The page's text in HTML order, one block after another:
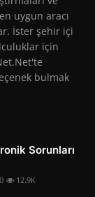
uygun aracı
İster şehir içi
için
bulmak
Sorunları
0 12.9K